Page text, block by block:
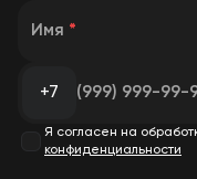
Имя *
+7 (999) 999-99-
Я согласен на
конфиденциальности